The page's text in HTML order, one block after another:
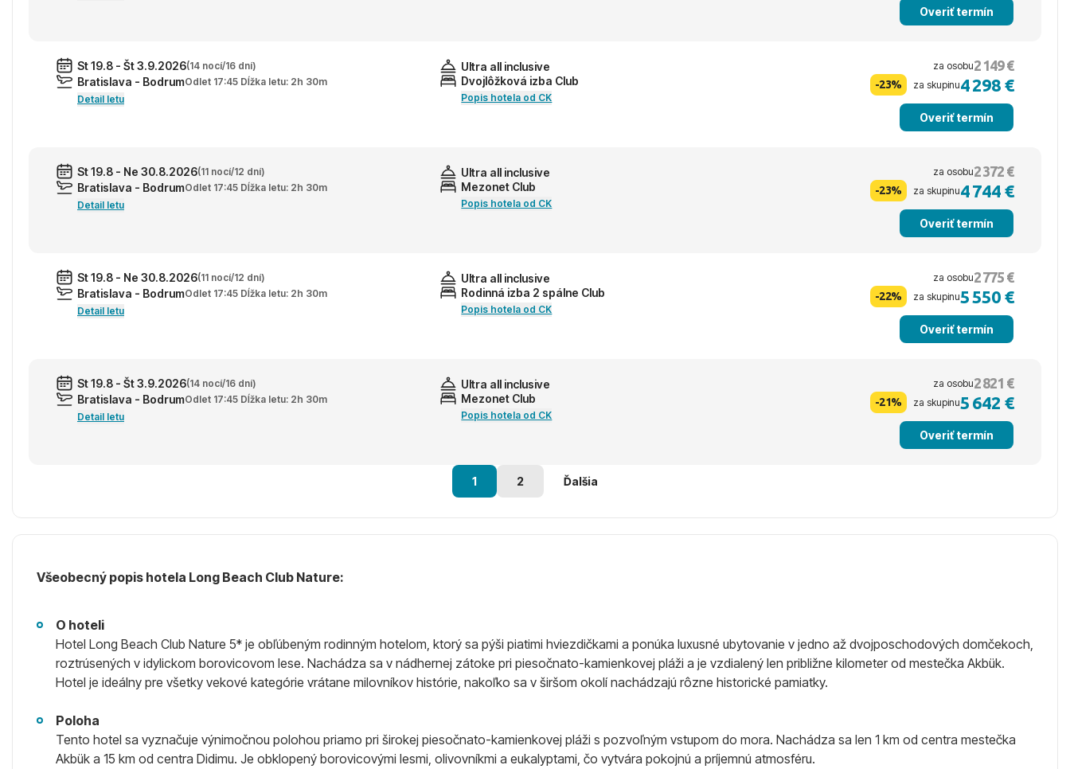
Overiť termín
St 19.8 - Št 3.9.2026(14 nocí/16 dní)
Bratislava - BodrumOdlet 17:45 Dĺžka letu: 2h 30m
Detail letu
Ultra all inclusive
Dvojlôžková izba Club
Popis hotela od CK
za osobu2 149 €
-23% za skupinu4 298 €
Overiť termín
St 19.8 - Ne 30.8.2026(11 nocí/12 dní)
Bratislava - BodrumOdlet 17:45 Dĺžka letu: 2h 30m
Detail letu
Ultra all inclusive
Mezonet Club
Popis hotela od CK
za osobu2 372 €
-23% za skupinu4 744 €
Overiť termín
St 19.8 - Ne 30.8.2026(11 nocí/12 dní)
Bratislava - BodrumOdlet 17:45 Dĺžka letu: 2h 30m
Detail letu
Ultra all inclusive
Rodinná izba 2 spálne Club
Popis hotela od CK
za osobu2 775 €
-22% za skupinu5 550 €
Overiť termín
St 19.8 - Št 3.9.2026(14 nocí/16 dní)
Bratislava - BodrumOdlet 17:45 Dĺžka letu: 2h 30m
Detail letu
Ultra all inclusive
Mezonet Club
Popis hotela od CK
za osobu2 821 €
-21% za skupinu5 642 €
Overiť termín
1 2 Ďalšia
Všeobecný popis hotela Long Beach Club Nature:
O hoteli
Hotel Long Beach Club Nature 5* je obľúbeným rodinným hotelom, ktorý sa pýši piatimi hviezdičkami a ponúka luxusné ubytovanie v jedno až dvojposchodových domčekoch,
roztrúsených v idylickom borovicovom lese. Nachádza sa v nádhernej zátoke pri piesočnato-kamienkovej pláži a je vzdialený len približne kilometer od mestečka Akbük.
Hotel je ideálny pre všetky vekové kategórie vrátane milovníkov histórie, nakoľko sa v širšom okolí nachádzajú rôzne historické pamiatky.
Poloha
Tento hotel sa vyznačuje výnimočnou polohou priamo pri širokej piesočnato-kamienkovej pláži s pozvoľným vstupom do mora. Nachádza sa len 1 km od centra mestečka
Akbük a 15 km od centra Didimu. Je obklopený borovicovými lesmi, olivovníkmi a eukalyptami, čo vytvára pokojnú a príjemnú atmosféru.